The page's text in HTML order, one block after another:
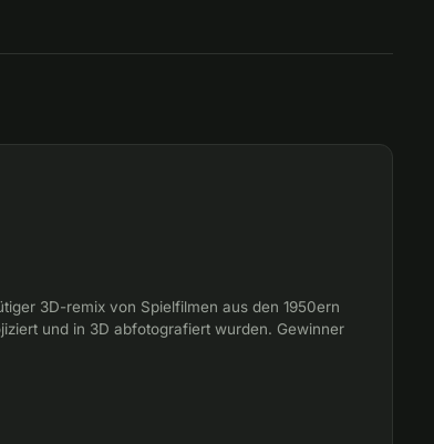
3D-remix von Spielfilmen aus den 1950ern
und in 3D abfotografiert wurden. Gewinner